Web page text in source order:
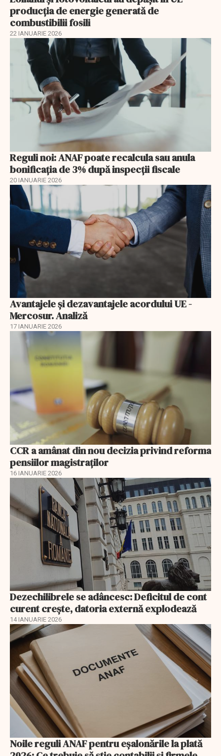
producția de energie generată de
combustibilii fosili
22 IANUARIE 2026
Reguli noi: ANAF poate recalcula sau anula
bonificația de 3% după inspecții fiscale
20 IANUARIE 2026
Avantajele şi dezavantajele acordului UE -
Mercosur. Analiză
17 IANUARIE 2026
CCR a amânat din nou decizia privind reforma
pensiilor magistraţilor
16 IANUARIE 2026
Dezechilibrele se adâncesc: Deficitul de cont
curent crește, datoria externă explodează
14 IANUARIE 2026
Noile reguli ANAF pentru eşalonările la plată